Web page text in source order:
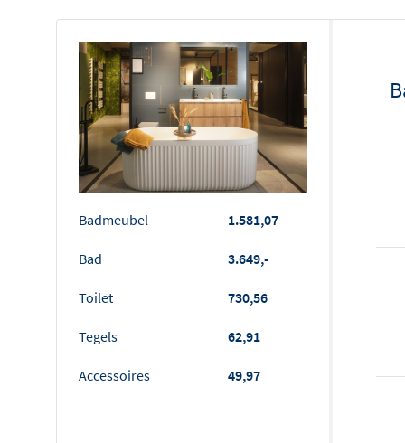
Badmeubel 1.581,07
Bad 3.649,-
Toilet 730,56
Tegels 62,91
Accessoires 49,97